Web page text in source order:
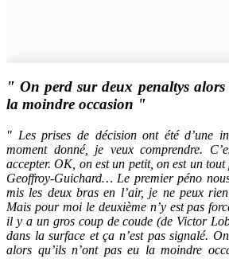
" On perd sur deux penaltys alors
la moindre occasion "
" Les prises de décision ont été d’une
moment donné, je veux comprendre.
accepter. OK, on est un petit, on est un tout
Geoffroy-Guichard… Le premier péno
mis les deux bras en l’air, je ne peux
Mais pour moi le deuxième n’y est pas
il y a un gros coup de coude (de Victor
dans la surface et ça n’est pas signalé.
alors qu’ils n’ont pas eu la moindre